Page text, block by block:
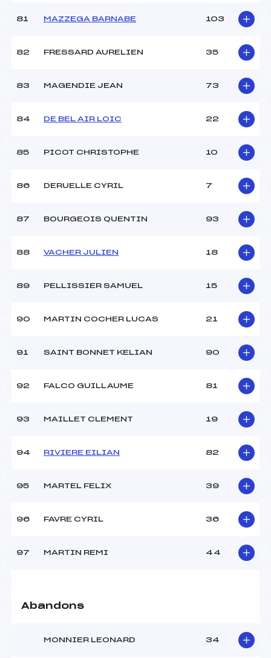
81 MAZZEGA BARNABE 103
82 FRESSARD AURELIEN 35
83 MAGENDIE JEAN 73
84 DE BEL AIR LOIC 22
85 PICOT CHRISTOPHE 10
86 DERUELLE CYRIL 7
87 BOURGEOIS QUENTIN 93
88 VACHER JULIEN 18
89 PELLISSIER SAMUEL 15
90 MARTIN COCHER LUCAS 21
91 SAINT BONNET KELIAN 90
92 FALCO GUILLAUME 81
93 MAILLET CLEMENT 19
94 RIVIERE EILIAN 82
95 MARTEL FELIX 39
96 FAVRE CYRIL 36
97 MARTIN REMI 44
Abandons
MONNIER LEONARD 34